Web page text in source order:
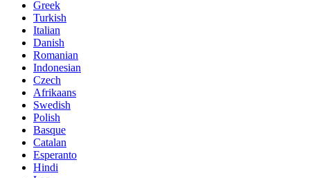
Greek
Turkish
Italian
Danish
Romanian
Indonesian
Czech
Afrikaans
Swedish
Polish
Basque
Catalan
Esperanto
Hindi